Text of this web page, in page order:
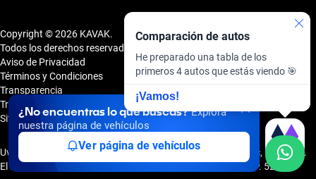
¿No encuentras lo que buscas? Explora
nuestra página de vehículos
Ver página de vehículos
Comparación de autos
He preparado una tabla de los
primeros 4 autos que estás viendo 🎯
¡Vamos!
Copyright © 2026 KAVAK.
Todos los derechos reservados.
Aviso de Privacidad
Términos y Condiciones
Transparencia
Transparencia Financiera
Sitemap
Uvi Tech, S.A.P.I. de C.V., Carretera Amomolulco - Capulhuac, No. 1 Col.
El Panteón, Lerma de Villada, Estado de México, México, C.P. 52005